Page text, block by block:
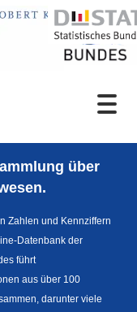
über
Zahlen und Kennziffern
Datenbank der
führt
aus über 100
darunter viele